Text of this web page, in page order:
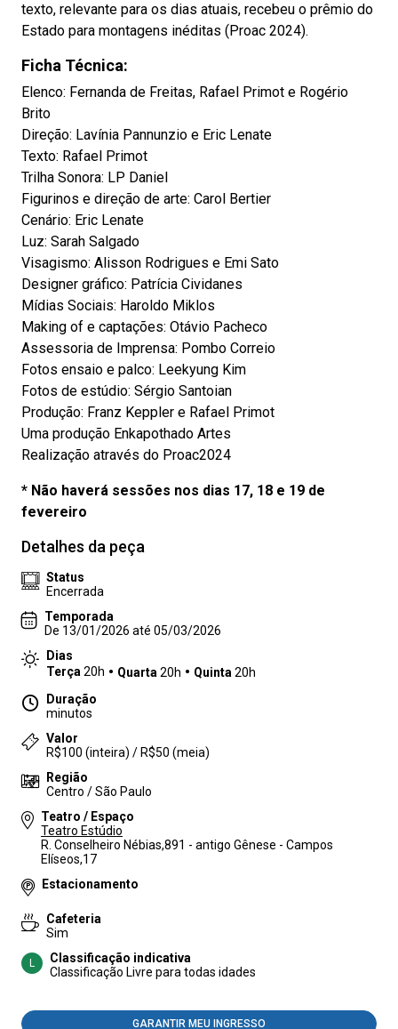
texto, relevante para os dias atuais, recebeu o prêmio do
Estado para montagens inéditas (Proac 2024).
Ficha Técnica:
Elenco: Fernanda de Freitas, Rafael Primot e Rogério
Brito
Direção: Lavínia Pannunzio e Eric Lenate
Texto: Rafael Primot
Trilha Sonora: LP Daniel
Figurinos e direção de arte: Carol Bertier
Cenário: Eric Lenate
Luz: Sarah Salgado
Visagismo: Alisson Rodrigues e Emi Sato
Designer gráfico: Patrícia Cividanes
Mídias Sociais: Haroldo Miklos
Making of e captações: Otávio Pacheco
Assessoria de Imprensa: Pombo Correio
Fotos ensaio e palco: Leekyung Kim
Fotos de estúdio: Sérgio Santoian
Produção: Franz Keppler e Rafael Primot
Uma produção Enkapothado Artes
Realização através do Proac2024
* Não haverá sessões nos dias 17, 18 e 19 de
fevereiro
Detalhes da peça
Status
Encerrada
Temporada
De 13/01/2026 até 05/03/2026
Dias
Terça 20h Quarta 20h Quinta 20h
Duração
minutos
Valor
R$100 (inteira) / R$50 (meia)
Região
Centro / São Paulo
Teatro / Espaço
Teatro Estúdio
R. Conselheiro Nébias,891 - antigo Gênese - Campos
Elíseos,17
Estacionamento
Cafeteria
Sim
L
Classificação indicativa
Classificação Livre para todas idades
GARANTIR MEU INGRESSO